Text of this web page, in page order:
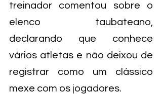
treinador comentou sobre o
elenco taubateano,
declarando que conhece
vários atletas e não deixou de
registrar como um clássico
mexe com os jogadores.